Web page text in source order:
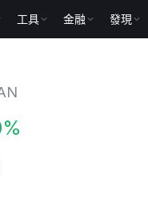
工具 金融 發現